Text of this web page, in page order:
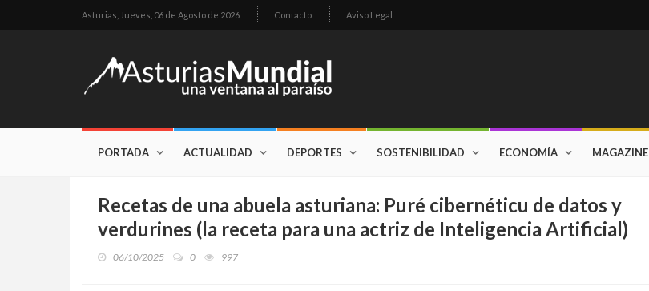
Asturias, Jueves, 06 de Agosto de 2026 Contacto Aviso Legal
PORTADA ACTUALIDAD DEPORTES SOSTENIBILIDAD ECONOMÍA MAGAZINE
Recetas de una abuela asturiana: Puré cibernéticu de datos y
verdurines (la receta para una actriz de Inteligencia Artificial)
06/10/2025 0 997